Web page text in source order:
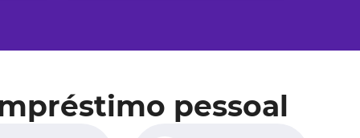
pessoal